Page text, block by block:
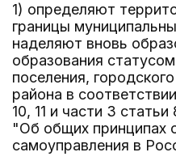
1) определяют
границы
наделяют вновь
образования
поселения,
района в
10, 11 и части 3
"Об общих принципах
самоуправления в